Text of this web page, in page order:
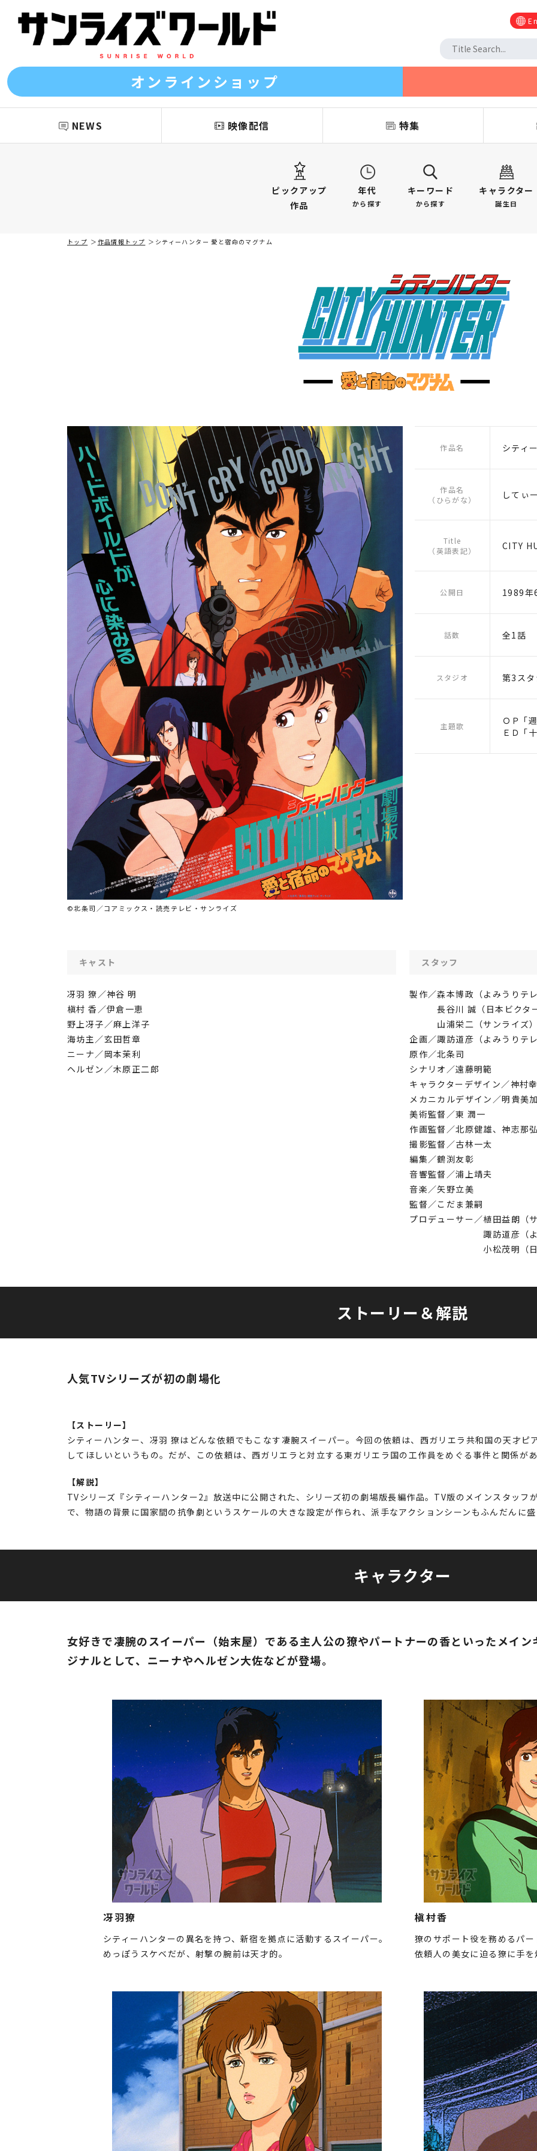
オンラインショップ
NEWS 映像配信 特集
ピックアップ
作品
年代
から探す
キーワード
から探す
キャラクター
誕生日
トップ 作品情報トップ シティーハンター 愛と宿命のマグナム
©北条司／コアミックス・読売テレビ・サンライズ
作品名 シティ
作品名
（ひらがな）
してぃ
Title
（英語表記）
CITY
公開日 1989年
話数 全1話
スタジオ 第3スタ
主題歌
ＯＰ ｢
ＥＤ ｢
キャスト
冴羽 獠／神谷 明
槇村 香／伊倉一恵
野上冴子／麻上洋子
海坊主／玄田哲章
ニーナ／岡本茉利
ヘルゼン／木原正二郎
スタッフ
製作／森本博政（よみうりテレ
長谷川 誠（日本ビクター
山浦栄二（サンライズ）
企画／諏訪道彦（よみうりテレ
原作／北条司
シナリオ／遠藤明範
キャラクターデザイン／神村
メカニカルデザイン／明貴美加
美術監督／東 潤一
作画監督／北原健雄、神志那
撮影監督／古林一太
編集／鶴渕友彰
音響監督／浦上靖夫
音楽／矢野立美
監督／こだま兼嗣
プロデューサー／植田益朗（
諏訪道彦（よみう
小松茂明（日本ビ
ストーリー＆解説
人気TVシリーズが初の劇場化
【ストーリー】
シティーハンター、冴羽 獠はどんな依頼でもこなす凄腕スイーパー。今回の依頼は、西ガリエラ共和国の天才
してほしいというもの。だが、この依頼は、西ガリエラと対立する東ガリエラ国の工作員をめぐる事件と関係が
【解説】
TVシリーズ『シティーハンター2』放送中に公開された、シリーズ初の劇場版長編作品。TV版のメインスタッフ
で、物語の背景に国家間の抗争劇というスケールの大きな設定が作られ、派手なアクションシーンもふんだんに盛
キャラクター
女好きで凄腕のスイーパー（始末屋）である主人公の獠やパートナーの香といったメイ
ジナルとして、ニーナやヘルゼン大佐などが登場。
冴羽獠
シティーハンターの異名を持つ、新宿を拠点に活動するスイーパー。
めっぽうスケベだが、射撃の腕前は天才的。
槇村香
獠のサポート役を務めるパ
依頼人の美女に迫る獠に手を